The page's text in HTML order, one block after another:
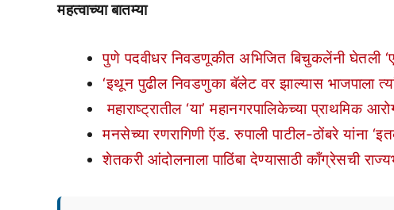
महत्वाच्या बातम्या
पुणे पदवीधर निवडणूकीत अभिजित बिचुकलेंनी घेतली
‘इथून पुढील निवडणुका बॅलेट वर झाल्यास भाजपाला
महाराष्ट्रातील ‘या’ महानगरपालिकेच्या प्राथमिक
मनसेच्या रणरागिणी ऍड. रुपाली पाटील-ठोंबरे यांना
शेतकरी आंदोलनाला पाठिंबा देण्यासाठी काँग्रेसची